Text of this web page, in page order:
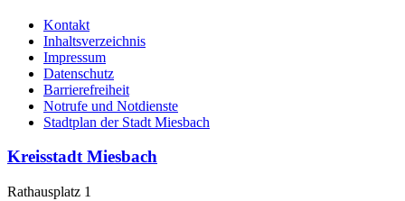
Kontakt
Inhaltsverzeichnis
Impressum
Datenschutz
Barrierefreiheit
Notrufe und Notdienste
Stadtplan der Stadt Miesbach
Kreisstadt Miesbach
Rathausplatz 1